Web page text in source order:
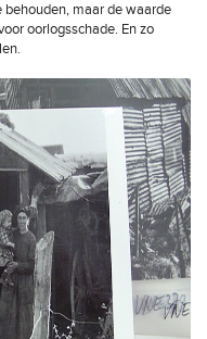
maar de waarde
oorlogsschade. En zo